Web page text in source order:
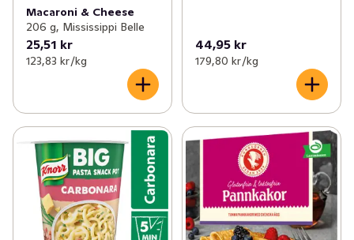
Macaroni & Cheese
206 g, Mississippi Belle
25,51 kr
123,83 kr /kg
44,95 kr
179,80 kr /kg